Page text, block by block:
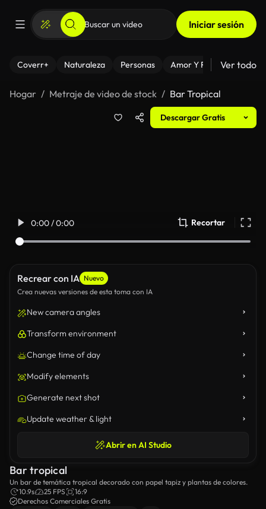
Iniciar sesión
Coverr+ Naturaleza Personas Amor Y Relaciones
Ver todo
Hogar Metraje de video de stock Bar Tropical
Descargar Gratis
0:00 / 0:00 Recortar
Recrear con IA Nuevo
Crea nuevas versiones de esta toma con IA
New camera angles
Transform environment
Change time of day
Modify elements
Generate next shot
Update weather & light
Abrir en AI Studio
Bar tropical
Un bar de temática tropical decorado con papel tapiz y plantas de colores.
10.9s
25 FPS
16:9
Derechos Comerciales Gratis